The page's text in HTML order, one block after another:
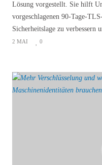
Lösung vorgestellt. Sie hilft
vorgeschlagenen 90-Tage-
Sicherheitslage zu verbessern
2 MAI 0